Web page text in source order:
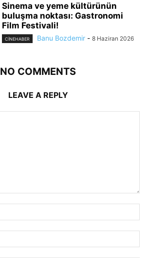
Sinema ve yeme kültürünün
buluşma noktası: Gastronomi
Film Festivali!
CINEHABER Banu Bozdemir - 8 Haziran 2026
NO COMMENTS
LEAVE A REPLY